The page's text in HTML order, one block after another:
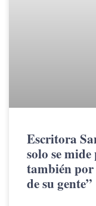
Escritora
solo se
también por
de su gente”